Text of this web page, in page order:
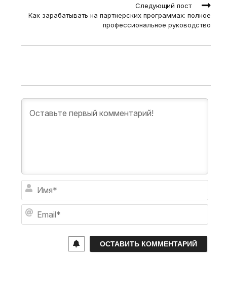
Следующий пост
Как зарабатывать на партнерских программах: полное
профессиональное руководство
я